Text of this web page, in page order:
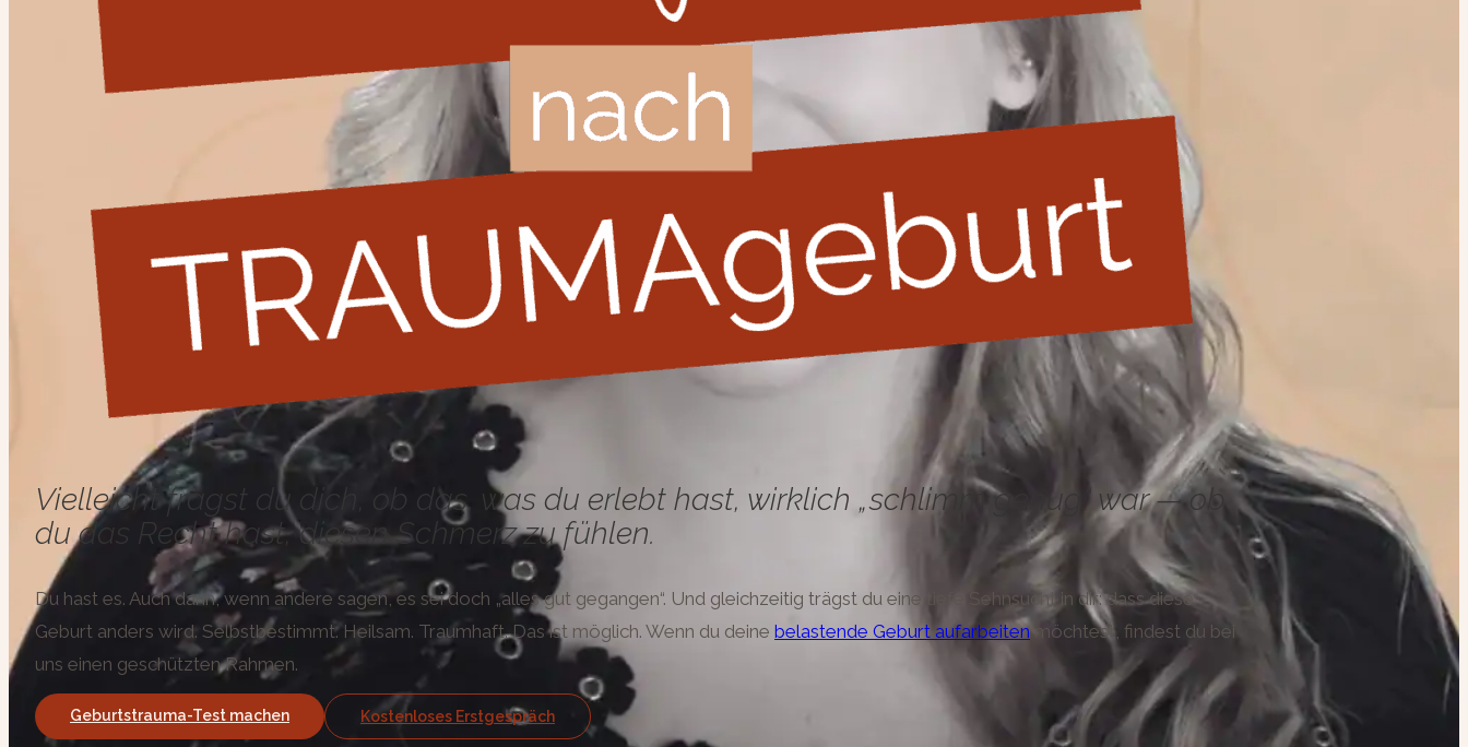
Vielleicht fragst du dich, ob das, was du erlebt hast, wirklich „schlimm genug“ war — ob
du das Recht hast, diesen Schmerz zu fühlen.
Du hast es. Auch dann, wenn andere sagen, es sei doch „alles gut gegangen“. Und gleichzeitig trägst du eine tiefe Sehnsucht in dir: dass diese
Geburt anders wird. Selbstbestimmt. Heilsam. Traumhaft. Das ist möglich. Wenn du deine belastende Geburt aufarbeiten möchtest, findest du bei
uns einen geschützten Rahmen.
Geburtstrauma-Test machen Kostenloses Erstgespräch